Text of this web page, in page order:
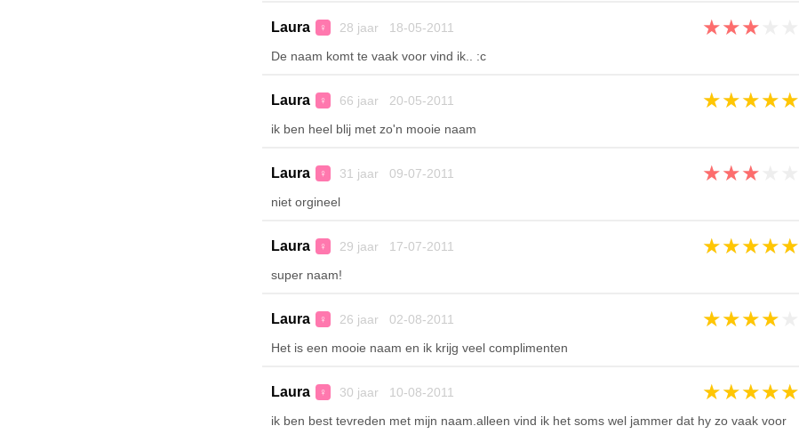
Laura ♀ 28 jaar 18-05-2011 ★★★
De naam komt te vaak voor vind ik.. :c
Laura ♀ 66 jaar 20-05-2011 ★★★★★
ik ben heel blij met zo'n mooie naam
Laura ♀ 31 jaar 09-07-2011 ★★★
niet orgineel
Laura ♀ 29 jaar 17-07-2011 ★★★★★
super naam!
Laura ♀ 26 jaar 02-08-2011 ★★★★
Het is een mooie naam en ik krijg veel complimenten
Laura ♀ 30 jaar 10-08-2011 ★★★★★
ik ben best tevreden met mijn naam.alleen vind ik het soms wel jammer dat hy zo vaak voor